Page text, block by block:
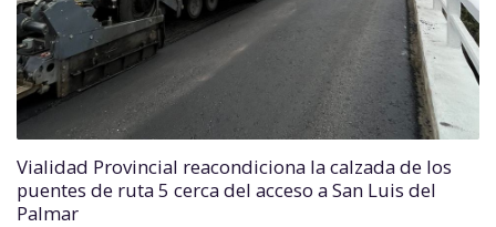
Vialidad Provincial reacondiciona la calzada de los
puentes de ruta 5 cerca del acceso a San Luis del
Palmar